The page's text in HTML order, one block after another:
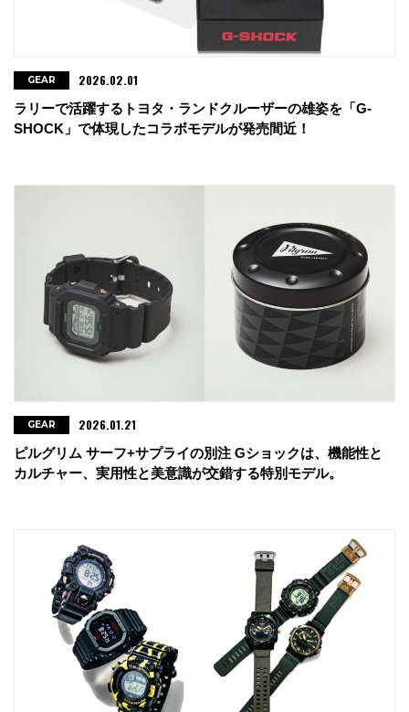
ラリーで活躍するトヨタ・ランドクルーザーの雄姿を「G-
SHOCK」で体現したコラボモデルが発売間近！
GEAR 2026.02.01
ピルグリム サーフ+サプライの別注 Gショックは、機能性と
カルチャー、実用性と美意識が交錯する特別モデル。
GEAR 2026.01.21